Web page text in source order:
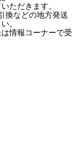
ただきます。
換などの地方発送
。
情報コーナーで受